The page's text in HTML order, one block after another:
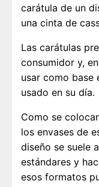
carátula de un
una cinta de
Las carátulas
consumidor y,
usar como base
usado en su día.
Como se
los envases de
diseño se suele
estándares y
esos formatos